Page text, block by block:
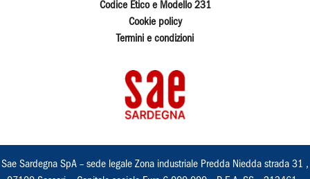
Codice Etico e Modello 231
Cookie policy
Termini e condizioni
Sae Sardegna SpA – sede legale Zona industriale Predda Niedda strada 31 ,